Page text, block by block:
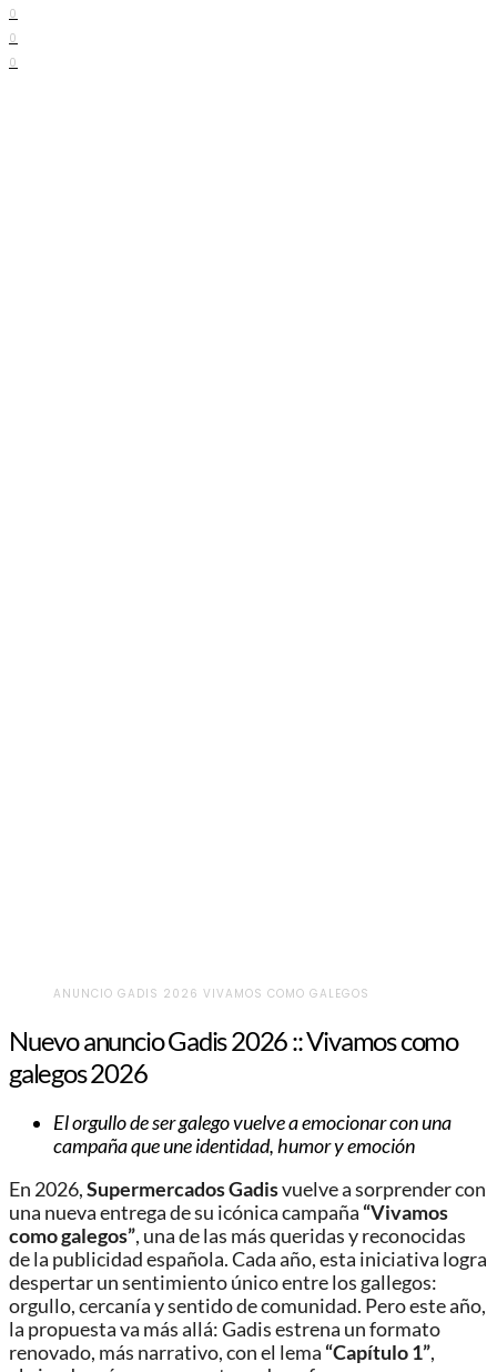
0
0
0
ANUNCIO GADIS 2026 VIVAMOS COMO GALEGOS
Nuevo anuncio Gadis 2026 :: Vivamos como
galegos 2026
El orgullo de ser galego vuelve a emocionar con una
campaña que une identidad, humor y emoción
En 2026,Supermercados Gadisvuelve a sorprender con
una nueva entrega de su icónica campaña “Vivamos
como galegos”, una de las más queridas y reconocidas
de la publicidad española. Cada año, esta iniciativa logra
despertar un sentimiento único entre los gallegos:
orgullo, cercanía y sentido de comunidad. Pero este año,
la propuesta va más allá: Gadis estrena un formato
renovado, más narrativo, con el lema “Capítulo 1”,